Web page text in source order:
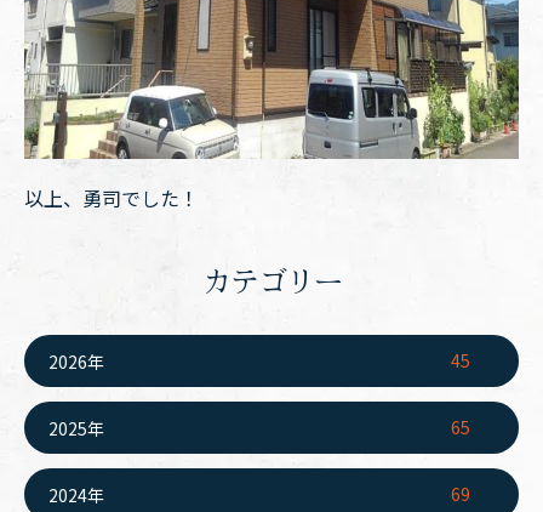
以上、勇司でした！
カテゴリー
2026年 45
2025年 65
2024年 69